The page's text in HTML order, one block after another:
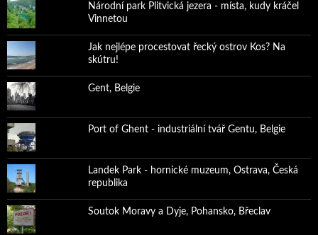
Národní park Plitvická jezera - místa, kudy kráčel
Vinnetou
Jak nejlépe procestovat řecký ostrov Kos? Na
skútru!
Gent, Belgie
Port of Ghent - industriální tvář Gentu, Belgie
Landek Park - hornické muzeum, Ostrava, Česká
republika
Soutok Moravy a Dyje, Pohansko, Břeclav